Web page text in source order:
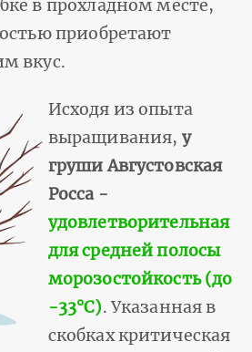
в прохладном месте,
приобретают
вкус.
Исходя из опыта
выращивания, у
груши Августовская
Росса -
удовлетворительная
для средней полосы
морозостойкость (до
-33°С). Указанная в
скобках критическая